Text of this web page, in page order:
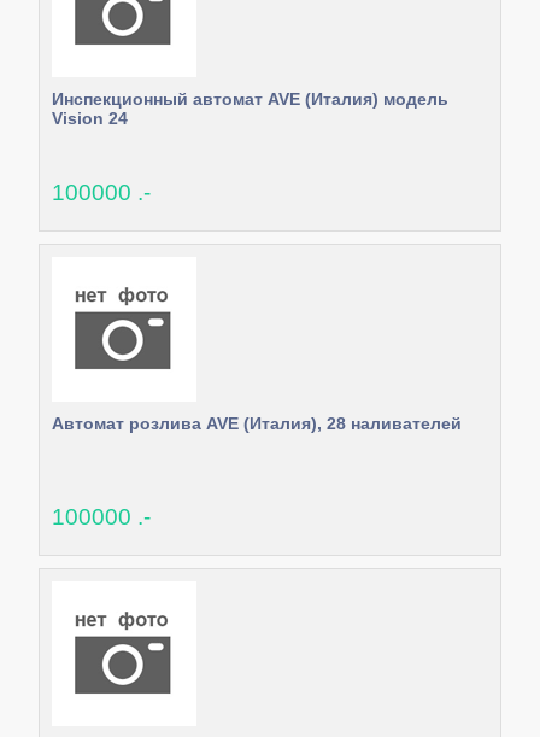
Инспекционный автомат AVE (Италия) модель
Vision 24
100000 .-
Автомат розлива AVE (Италия), 28 наливателей
100000 .-